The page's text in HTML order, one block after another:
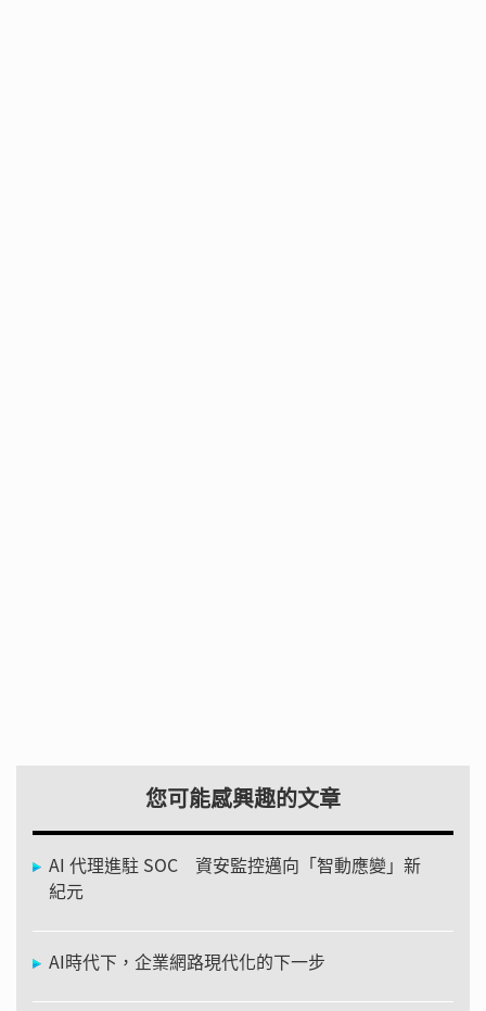
您可能感興趣的文章
AI 代理進駐 SOC 資安監控邁向「智動應變」新
紀元
AI時代下，企業網路現代化的下一步